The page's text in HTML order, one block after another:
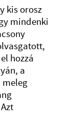
kis orosz
mindenki
hozzá
a